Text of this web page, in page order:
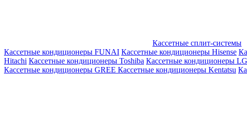
Кассетные сплит-системы
Кассетные кондиционеры FUNAI Кассетные кондиционеры Hisense
Hitachi Кассетные кондиционеры Toshiba Кассетные кондиционеры LG
Кассетные кондиционеры GREE Кассетные кондиционеры Kentatsu